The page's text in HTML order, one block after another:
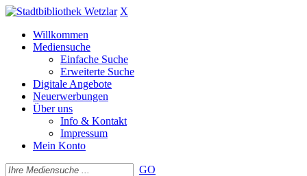
X
Willkommen
Mediensuche
Einfache Suche
Erweiterte Suche
Digitale Angebote
Neuerwerbungen
Über uns
Info & Kontakt
Impressum
Mein Konto
GO